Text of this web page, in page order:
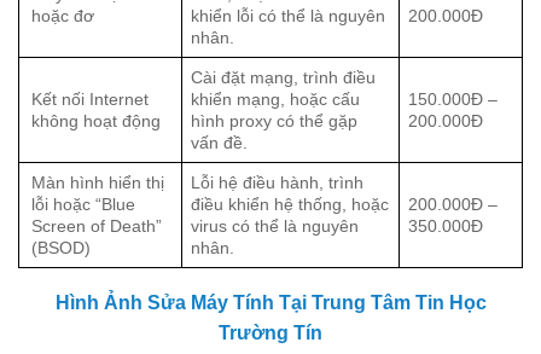
hoặc đơ
khiển lỗi có thể là nguyên
nhân.
200.000Đ
Kết nối Internet
không hoạt động
Cài đặt mạng, trình điều
khiển mạng, hoặc cấu
hình proxy có thể gặp
vấn đề.
150.000Đ –
200.000Đ
Màn hình hiển thị
lỗi hoặc “Blue
Screen of Death”
(BSOD)
Lỗi hệ điều hành, trình
điều khiển hệ thống, hoặc
virus có thể là nguyên
nhân.
200.000Đ –
350.000Đ
Hình Ảnh Sửa Máy Tính Tại Trung Tâm Tin Học
Trường Tín